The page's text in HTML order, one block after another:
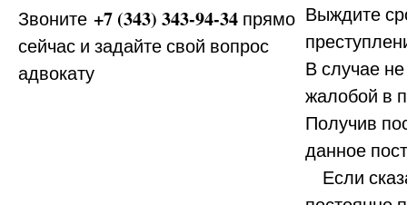
Звоните +7 (343) 343-94-34 прямо
сейчас и задайте свой вопрос
адвокату
Выждите
В случае
жалобой в
Получив
данное
Если